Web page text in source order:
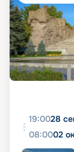
19:0028
08:0002